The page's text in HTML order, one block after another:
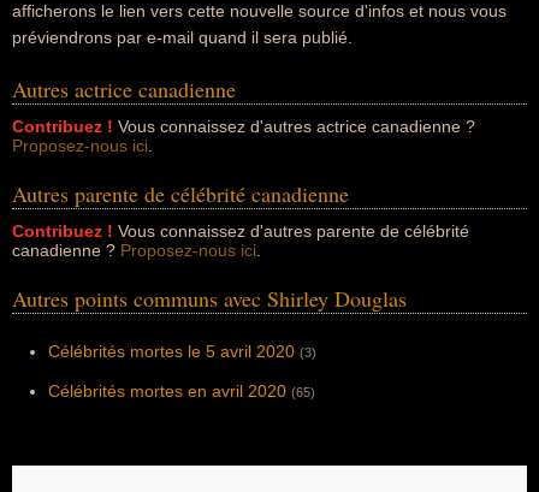
afficherons le lien vers cette nouvelle source d'infos et nous vous
préviendrons par e-mail quand il sera publié.
Autres actrice canadienne
Contribuez ! Vous connaissez d'autres actrice canadienne ?
Proposez-nous ici
Autres parente de célébrité canadienne
Contribuez ! Vous connaissez d'autres parente de célébrité
canadienne ? Proposez-nous ici
Autres points communs avec Shirley Douglas
Célébrités mortes le 5 avril 2020 (3)
Célébrités mortes en avril 2020 (65)